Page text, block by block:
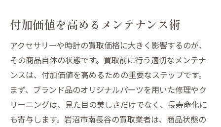
付加価値を高めるメンテナンス術
アクセサリーや時計の買取価格に大きく影響するのが、
その商品自体の状態です。買取前に行う適切なメンテナ
ンスは、付加価値を高めるための重要なステップです。
まず、ブランド品のオリジナルパーツを用いた修理やク
リーニングは、見た目の美しさだけでなく、長寿命化に
も寄与します。岩沼市南長谷の買取業者は、商品状態の